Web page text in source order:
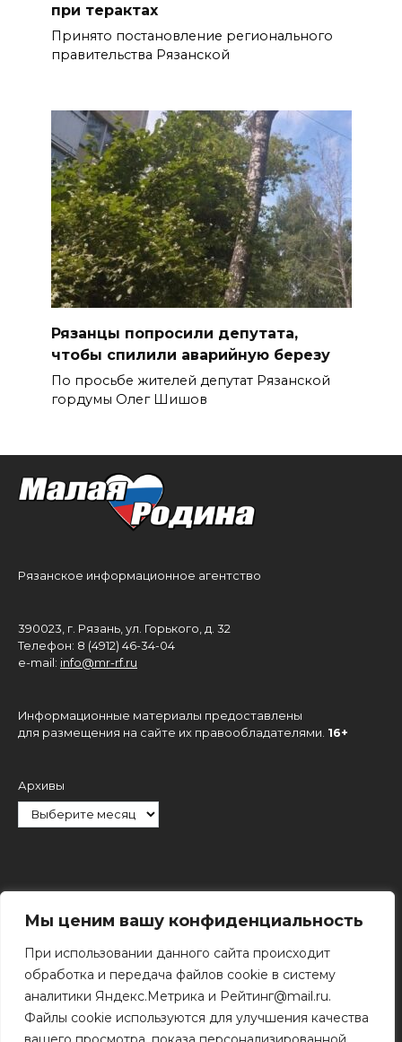
Мы ценим вашу конфиденциальность
При использовании данного сайта происходит
обработка и передача файлов cookie в систему
аналитики Яндекс.Метрика и Рейтинг@mail.ru.
Файлы cookie используются для улучшения качества
при терактах
Принято постановление регионального
правительства Рязанской
Рязанцы попросили депутата,
чтобы спилили аварийную березу
По просьбе жителей депутат Рязанской
гордумы Олег Шишов
Рязанское информационное агентство
390023, г. Рязань, ул. Горького, д. 32
Телефон: 8 (4912) 46-34-04
e-mail: info@mr-rf.ru
Информационные материалы предоставлены
для размещения на сайте их правообладателями. 16+
Архивы